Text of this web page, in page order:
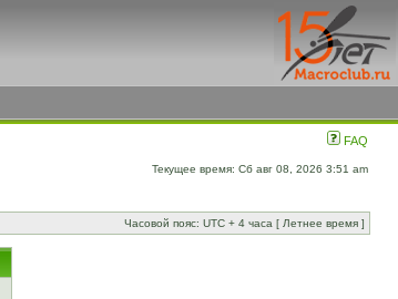
FAQ
Текущее время: Сб авг 08, 2026 3:51 am
Часовой пояс: UTC + 4 часа [ Летнее время ]